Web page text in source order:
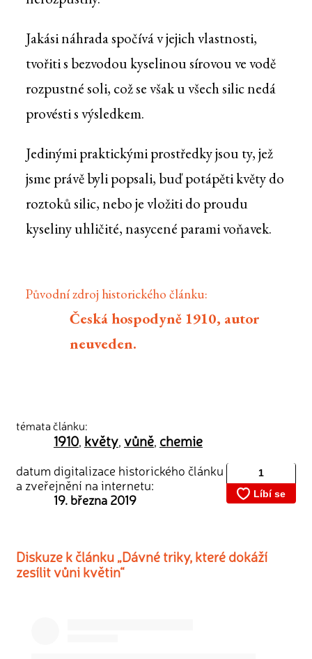
Jakási náhrada spočívá v jejich vlastnosti,
tvořiti s bezvodou kyselinou sírovou ve vodě
rozpustné soli, což se však u všech silic nedá
provésti s výsledkem.
Jedinými praktickými prostředky jsou ty, jež
jsme právě byli popsali, buď potápěti květy do
roztoků silic, nebo je vložiti do proudu
kyseliny uhličité, nasycené parami voňavek.
Původní zdroj historického článku:
Česká hospodyně 1910, autor
neuveden.
témata článku:
1910, květy, vůně, chemie
datum digitalizace historického článku
a zveřejnění na internetu:
19. března 2019
Diskuze k článku „Dávné triky, které dokáží
zesílit vůni květin“